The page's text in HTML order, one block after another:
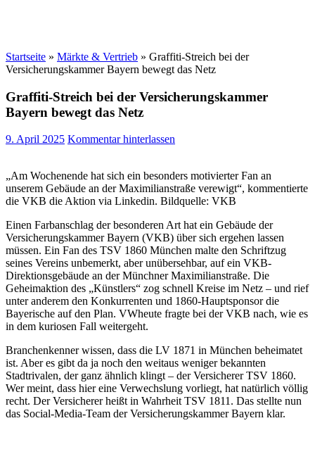
Startseite » Märkte & Vertrieb » Graffiti-Streich bei der
Versicherungskammer Bayern bewegt das Netz
Graffiti-Streich bei der Versicherungskammer
Bayern bewegt das Netz
9. April 2025 Kommentar hinterlassen
„Am Wochenende hat sich ein besonders motivierter Fan an
unserem Gebäude an der Maximilianstraße verewigt“, kommentierte
die VKB die Aktion via Linkedin. Bildquelle: VKB
Einen Farbanschlag der besonderen Art hat ein Gebäude der
Versicherungskammer Bayern (VKB) über sich ergehen lassen
müssen. Ein Fan des TSV 1860 München malte den Schriftzug
seines Vereins unbemerkt, aber unübersehbar, auf ein VKB-
Direktionsgebäude an der Münchner Maximilianstraße. Die
Geheimaktion des „Künstlers“ zog schnell Kreise im Netz – und rief
unter anderem den Konkurrenten und 1860-Hauptsponsor die
Bayerische auf den Plan. VWheute fragte bei der VKB nach, wie es
in dem kuriosen Fall weitergeht.
Branchenkenner wissen, dass die LV 1871 in München beheimatet
ist. Aber es gibt da ja noch den weitaus weniger bekannten
Stadtrivalen, der ganz ähnlich klingt – der Versicherer TSV 1860.
Wer meint, dass hier eine Verwechslung vorliegt, hat natürlich völlig
recht. Der Versicherer heißt in Wahrheit TSV 1811. Das stellte nun
das Social-Media-Team der Versicherungskammer Bayern klar.